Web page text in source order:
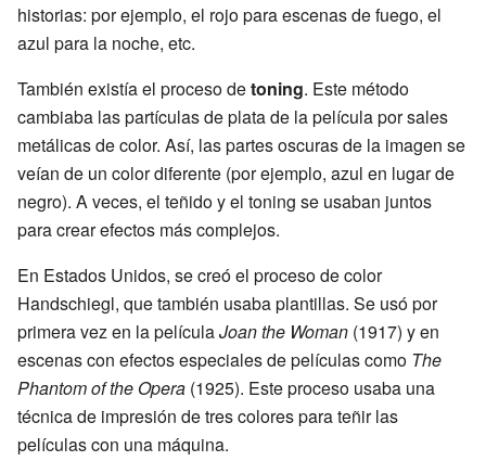
historias: por ejemplo, el rojo para escenas de fuego, el
azul para la noche, etc.
También existía el proceso detoning. Este método
cambiaba las partículas de plata de la película por sales
metálicas de color. Así, las partes oscuras de la imagen se
veían de un color diferente (por ejemplo, azul en lugar de
negro). A veces, el teñido y el toning se usaban juntos
para crear efectos más complejos.
En Estados Unidos, se creó el proceso de color
Handschiegl, que también usaba plantillas. Se usó por
primera vez en la películaJoan the Woman (1917) y en
escenas con efectos especiales de películas como The
Phantom of the Opera (1925). Este proceso usaba una
técnica de impresión de tres colores para teñir las
películas con una máquina.